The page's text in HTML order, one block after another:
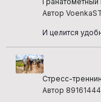
Автор
И целится
Стресс-
Автор